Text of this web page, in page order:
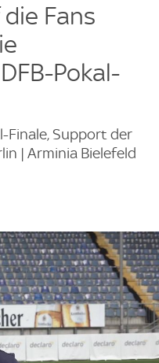
Fans
Pokal-
Finale, Support der
| Arminia Bielefeld